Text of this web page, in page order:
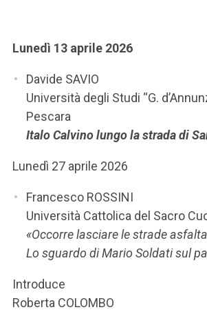
Lunedì 13 aprile 2026
Davide SAVIO
Università degli Studi “G.
Pescara
Italo Calvino lungo la strada di
Lunedì 27 aprile 2026
Francesco ROSSINI
Università Cattolica del Sacro
«Occorre lasciare le strade
Lo sguardo di Mario Soldati sul
Introduce
Roberta COLOMBO